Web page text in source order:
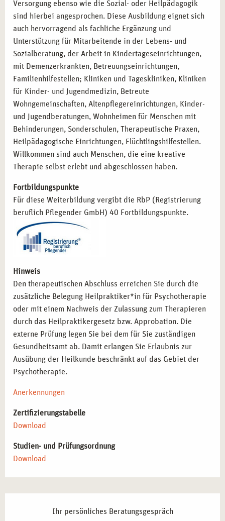
Versorgung ebenso wie die Sozial- oder Heilpädagogik
sind hierbei angesprochen. Diese Ausbildung eignet sich
auch hervorragend als fachliche Ergänzung und
Unterstützung für Mitarbeitende in der Lebens- und
Sozialberatung, der Arbeit in Kindertageseinrichtungen,
mit Demenzerkrankten, Betreuungseinrichtungen,
Familienhilfestellen; Kliniken und Tageskliniken, Kliniken
für Kinder- und Jugendmedizin, Betreute
Wohngemeinschaften, Altenpflegereinrichtungen, Kinder-
und Jugendberatungen, Wohnheimen für Menschen mit
Behinderungen, Sonderschulen, Therapeutische Praxen,
Heilpädagogische Einrichtungen, Flüchtlingshilfestellen.
Willkommen sind auch Menschen, die eine kreative
Therapie selbst erlebt und abgeschlossen haben.
Fortbildungspunkte
Für diese Weiterbildung vergibt die RbP (Registrierung
beruflich Pflegender GmbH) 40 Fortbildungspunkte.
Hinweis
Den therapeutischen Abschluss erreichen Sie durch die
zusätzliche Belegung Heilpraktiker*in für Psychotherapie
oder mit einem Nachweis der Zulassung zum Therapieren
durch das Heilpraktikergesetz bzw. Approbation. Die
externe Prüfung legen Sie bei dem für Sie zuständigen
Gesundheitsamt ab. Damit erlangen Sie Erlaubnis zur
Ausübung der Heilkunde beschränkt auf das Gebiet der
Psychotherapie.
Anerkennungen
Zertifizierungstabelle
Download
Studien- und Prüfungsordnung
Download
Ihr persönliches Beratungsgespräch